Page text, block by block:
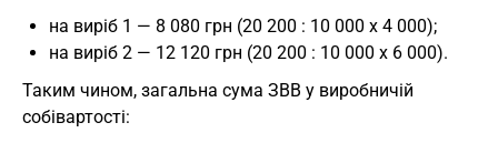
на виріб 1 — 8 080 грн (20 200 : 10 000 х 4 000);
на виріб 2 — 12 120 грн (20 200 : 10 000 х 6 000).
Таким чином, загальна сума ЗВВ у виробничій
собівартості: